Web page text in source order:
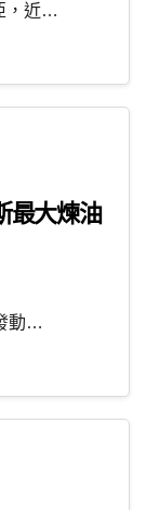
，近…
最大煉油
動…